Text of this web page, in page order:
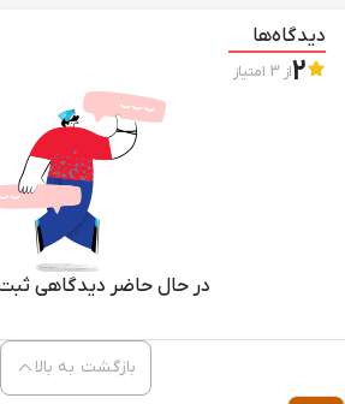
دیدگاه‌ها
2از 3 امتیاز
در حال حاضر دیدگاهی
بازگشت به بالا